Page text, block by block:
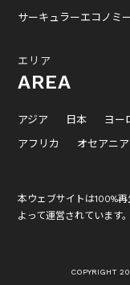
サーキュラーエコノミ
エリア
AREA
アジア 日本 ヨー
アフリカ
オセアニア
本ウェブサイトは100%
よって運営されています。
COPYRIGHT